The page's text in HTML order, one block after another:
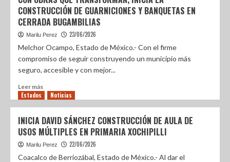
CONSTRUCCIÓN DE GUARNICIONES Y BANQUETAS EN
CERRADA BUGAMBILIAS
Marilu Perez 23/06/2026
Melchor Ocampo, Estado de México.- Con el firme
compromiso de seguir construyendo un municipio más
seguro, accesible y con mejor...
Leer más
Estados Noticias
INICIA DAVID SÁNCHEZ CONSTRUCCIÓN DE AULA DE
USOS MÚLTIPLES EN PRIMARIA XOCHIPILLI
Marilu Perez 22/06/2026
Coacalco de Berriozábal, Estado de México.- Al dar el